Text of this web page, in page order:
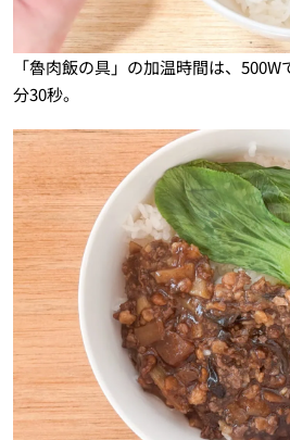
「魯肉飯の具」の加温時間は、
分30秒。